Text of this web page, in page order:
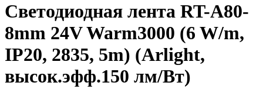
Светодиодная лента RT-A80-
8mm 24V Warm3000 (6 W/m,
IP20, 2835, 5m) (Arlight,
высок.эфф.150 лм/Вт)